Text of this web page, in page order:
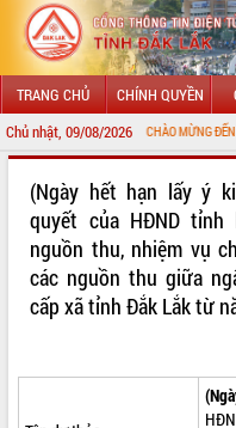
TRANG CHỦ CHÍNH QUYỀN
Chủ nhật, 09/08/2026CHÀO MỪNG ĐẾN VỚI
LÃNH ĐẠO UBND TỈNH
TIN TỨC SỰ KIỆN
SỞ, BAN, NGÀNH
THÔNG TIN CHỈ ĐẠO ĐIỀU HÀNH
(Ngày hết hạn lấy ý
quyết của HĐND tỉnh
nguồn thu, nhiệm vụ
các nguồn thu giữa
cấp xã tỉnh Đắk Lắk từ